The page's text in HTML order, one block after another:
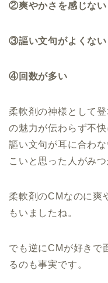
②爽やかさを感じない
③謳い文句がよくない
④回数が多い
柔軟剤の神様として
の魅力が伝わらず不
謳い文句が耳に合わ
こいと思った人がみつ
柔軟剤のCMなのに爽
もいましたね。
でも逆にCMが好きで
るのも事実です。